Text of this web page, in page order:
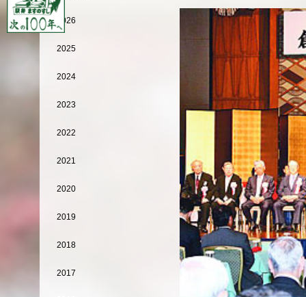
2026
2025
2024
2023
2022
2021
2020
2019
2018
2017